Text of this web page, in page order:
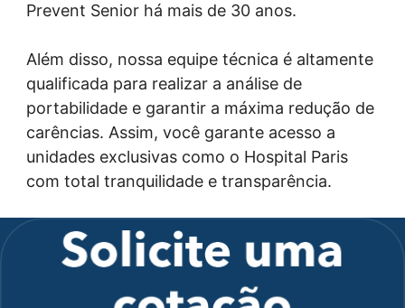
Prevent Senior há mais de 30 anos.
Além disso, nossa equipe técnica é altamente
qualificada para realizar a análise de
portabilidade e garantir a máxima redução de
carências. Assim, você garante acesso a
unidades exclusivas como o Hospital Paris
com total tranquilidade e transparência.